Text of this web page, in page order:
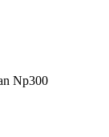
Np300